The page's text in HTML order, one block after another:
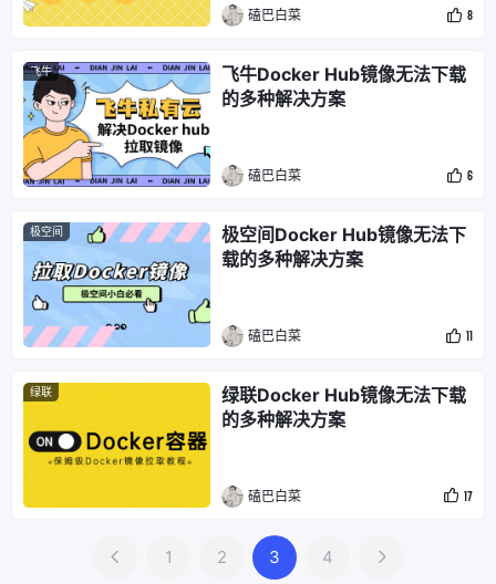
磕巴白菜 8
飞牛
飞牛Docker Hub镜像无法下载
的多种解决方案
磕巴白菜 6
极空间
极空间Docker Hub镜像无法下
载的多种解决方案
磕巴白菜 11
绿联
绿联Docker Hub镜像无法下载
的多种解决方案
磕巴白菜 17
1 2 3 4